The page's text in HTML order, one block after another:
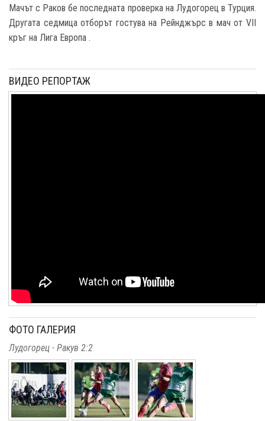
Мачът с Ракoв бе последната проверка на Лудогорец в Турция.
Другата седмица отборът гостува на Рейнджърс в мач от VII
кръг на Лига Европа .
ВИДЕО РЕПОРТАЖ
ФОТО ГАЛЕРИЯ
Лудогорец - Ракув 2:2